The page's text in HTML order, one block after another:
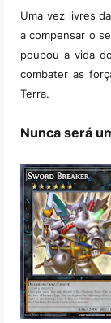
Uma vez livres
a compensar o
poupou a vida
combater as
Terra.
Nunca será